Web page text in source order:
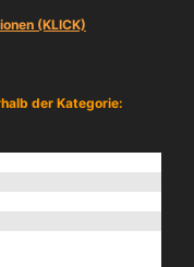
(KLICK)
der Kategorie: